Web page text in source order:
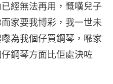
經無法再用，慨嘆兒子
家要我博彩，我一世未
為我個仔買鋼琴，𠵱家
鋼琴方面比佢處決咗